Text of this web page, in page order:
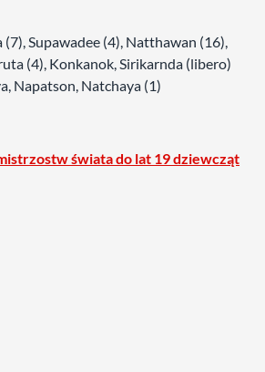
Supawadee (4), Natthawan (16),
(4), Konkanok, Sirikarnda (libero)
Napatson, Natchaya (1)
świata do lat 19 dziewcząt